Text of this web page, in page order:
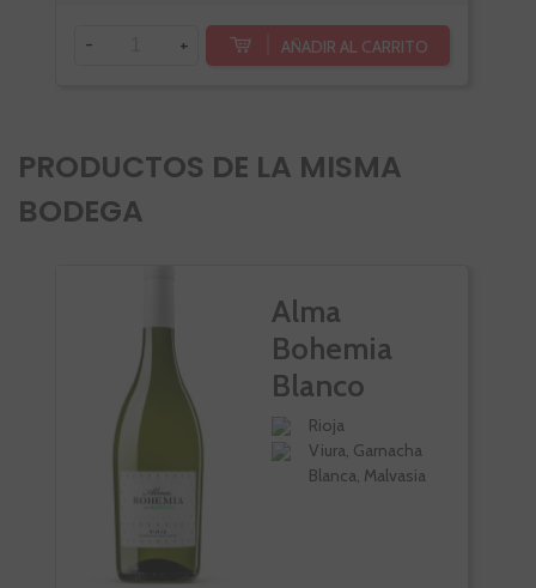
- + AÑADIR AL CARRITO
PRODUCTOS DE LA MISMA
BODEGA
Alma
Bohemia
Blanco
Rioja
Viura, Garnacha
Blanca, Malvasia